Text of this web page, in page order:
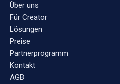
Über uns
Für Creator
Lösungen
Preise
Partnerprogramm
Kontakt
AGB